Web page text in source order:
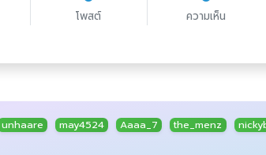
โพสต์ ความเห็น
unhaare may4524 Aaaa_7 the_menz